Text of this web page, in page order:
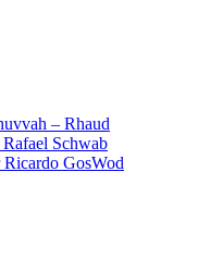
– Rhaud
Schwab
Ricardo GosWod